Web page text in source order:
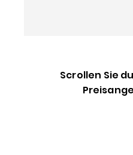
Scrollen Sie